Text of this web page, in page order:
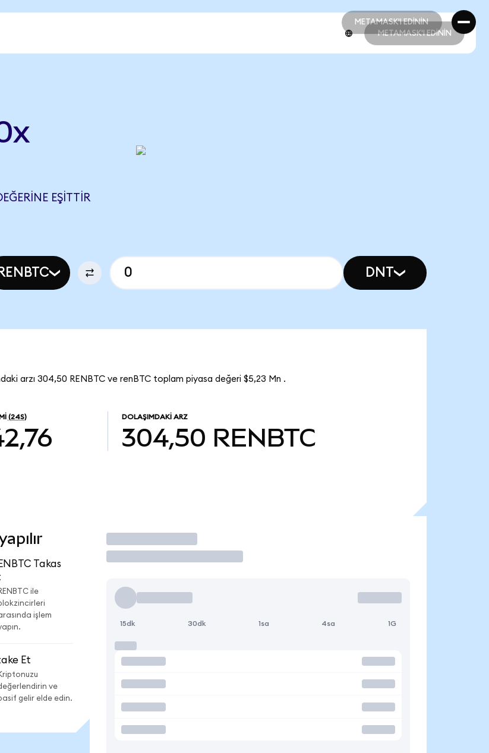
METAMASK'I EDİNİN
METAMASK'I EDİNİN
METAMASK'I EDİNİN
EŞITTIR
RENBTC DNT
arzı 304,50 RENBTC ve renBTC toplam piyasa değeri $5,23 Mn .
(24S) DOLAŞIMDAKI ARZ
304,50 RENBTC
Takas
ile
işlem
Et
ve
gelir elde edin.
İşlem Yap
15dk 30dk 1sa 4sa 1G